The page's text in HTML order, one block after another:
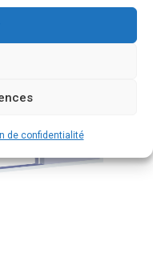
de confidentialité